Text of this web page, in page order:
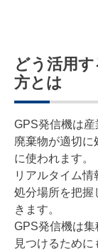
どう活用
方とは
GPS発信機は産
廃棄物が適切に
に使われます。
リアルタイム
処分場所を把握
きます。
GPS発信機は
見つけるため